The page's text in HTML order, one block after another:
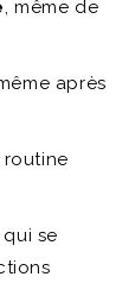
, même de
après
routine
qui se